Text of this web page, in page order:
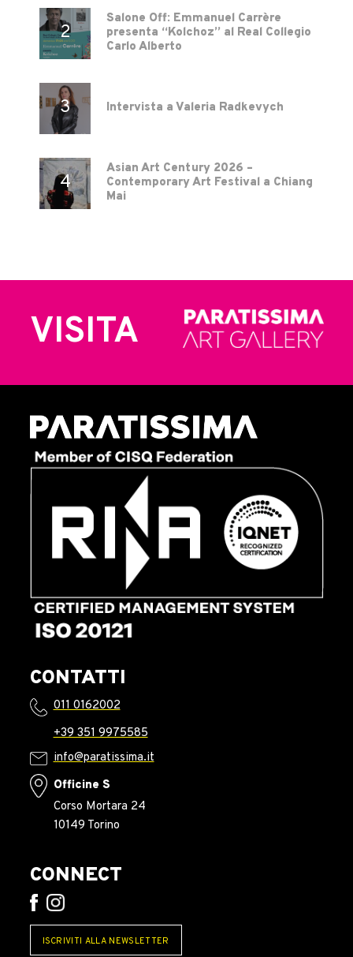
Salone Off: Emmanuel Carrère
presenta “Kolchoz” al Real Collegio
Carlo Alberto
Intervista a Valeria Radkevych
Asian Art Century 2026 –
Contemporary Art Festival a Chiang
Mai
VISITA
CONTATTI
011 0162002
+39 351 9975585
info@paratissima.it
Officine S
Corso Mortara 24
10149 Torino
CONNECT
ISCRIVITI ALLA NEWSLETTER